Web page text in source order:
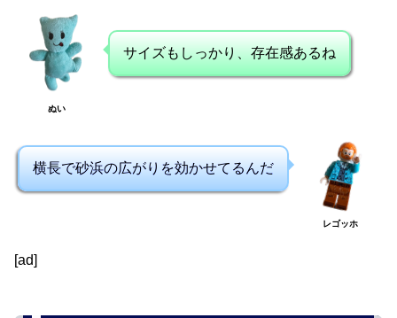
ぬい
サイズもしっかり、存在感あるね
横長で砂浜の広がりを効かせてるんだ
レゴッホ
[ad]